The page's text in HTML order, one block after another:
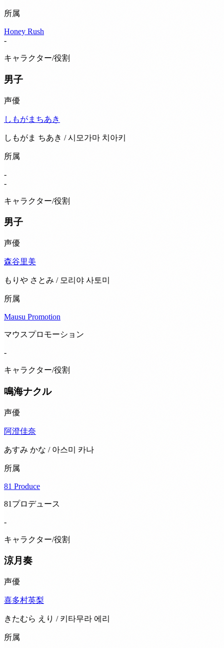
所属
Honey Rush
-
キャラクター/役割
男子
声優
しもがまちあき
しもがま ちあき / 시모가마 치아키
所属
-
-
キャラクター/役割
男子
声優
森谷里美
もりや さとみ / 모리야 사토미
所属
Mausu Promotion
マウスプロモーション
-
キャラクター/役割
鳴海ナクル
声優
阿澄佳奈
あすみ かな / 아스미 카나
所属
81 Produce
81プロデュース
-
キャラクター/役割
涼月奏
声優
喜多村英梨
きたむら えり / 키타무라 에리
所属